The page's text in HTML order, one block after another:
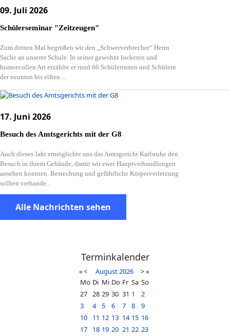
Schülerseminar "Zeitzeugen"
09. Juli 2026
Zum dritten Mal begrüßen wir den „Schwerverbrecher“ Herrn
Sache an unserer Schule. In seiner gewohnt lockeren und
humorvollen Art erzählte er rund 60 Schülerinnen und Schülern
der neunten bis elften ...
Besuch des Amtsgerichts mit der G8
17. Juni 2026
Auch dieses Jahr ermöglichte uns das Amtsgericht Karlsruhe den
Besuch in ihrem Gebäude, damit wir zwei Hauptverhandlungen
ansehen konnten. Bestechung und gefährliche Körperverletzung
sollten verhande...
Alle Nachrichten sehen
Terminkalender
«< August2026 >»
Mo Di Mi Do Fr Sa So
27 28 29 30 31 1
2
3
4 5 6 7 8
9
10
11 12 13 14 15 16
17
18 19 20 21 22 23